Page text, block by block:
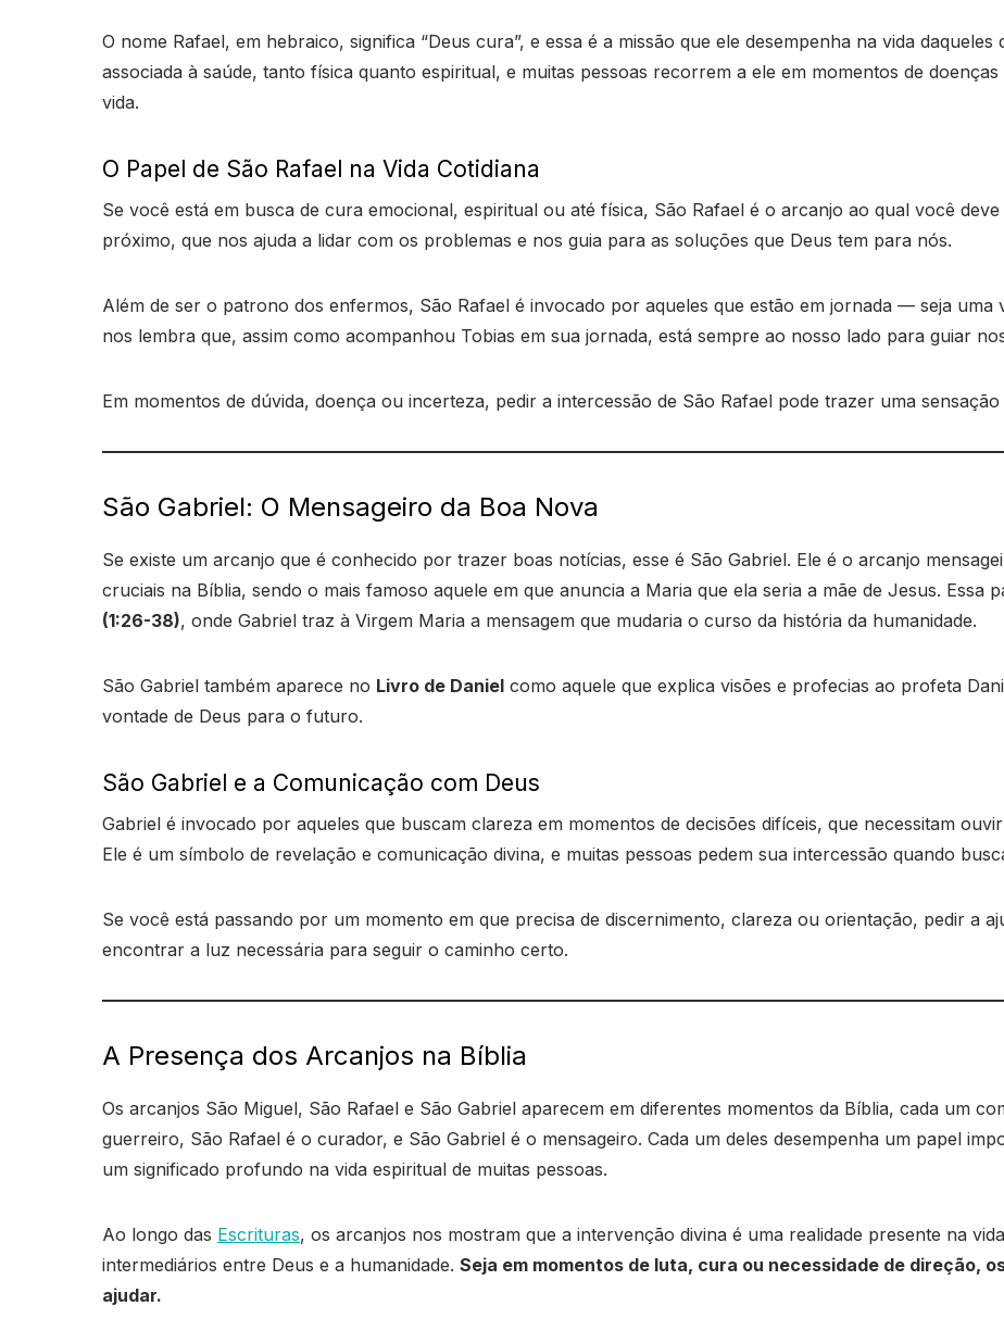
O nome Rafael, em hebraico, significa “Deus cura”, e essa é a missão que ele desempenha na vida
associada à saúde, tanto física quanto espiritual, e muitas pessoas recorrem a ele em momentos de
vida.
O Papel de São Rafael na Vida Cotidiana
Se você está em busca de cura emocional, espiritual ou até física, São Rafael é o arcanjo ao qual você
próximo, que nos ajuda a lidar com os problemas e nos guia para as soluções que Deus tem para nós.
Além de ser o patrono dos enfermos, São Rafael é invocado por aqueles que estão em jornada — seja uma
nos lembra que, assim como acompanhou Tobias em sua jornada, está sempre ao nosso lado para guiar
Em momentos de dúvida, doença ou incerteza, pedir a intercessão de São Rafael pode trazer uma
São Gabriel: O Mensageiro da Boa Nova
Se existe um arcanjo que é conhecido por trazer boas notícias, esse é São Gabriel. Ele é o arcanjo
cruciais na Bíblia, sendo o mais famoso aquele em que anuncia a Maria que ela seria a mãe de Jesus. Essa
(1:26-38), onde Gabriel traz à Virgem Maria a mensagem que mudaria o curso da história da humanidade.
São Gabriel também aparece no Livro de Daniel como aquele que explica visões e profecias ao profeta
vontade de Deus para o futuro.
São Gabriel e a Comunicação com Deus
Gabriel é invocado por aqueles que buscam clareza em momentos de decisões difíceis, que necessitam
Ele é um símbolo de revelação e comunicação divina, e muitas pessoas pedem sua intercessão quando
Se você está passando por um momento em que precisa de discernimento, clareza ou orientação, pedir a
encontrar a luz necessária para seguir o caminho certo.
A Presença dos Arcanjos na Bíblia
Os arcanjos São Miguel, São Rafael e São Gabriel aparecem em diferentes momentos da Bíblia, cada um
guerreiro, São Rafael é o curador, e São Gabriel é o mensageiro. Cada um deles desempenha um papel
um significado profundo na vida espiritual de muitas pessoas.
Ao longo das Escrituras, os arcanjos nos mostram que a intervenção divina é uma realidade presente na
intermediários entre Deus e a humanidade. Seja em momentos de luta, cura ou necessidade de direção,
ajudar.